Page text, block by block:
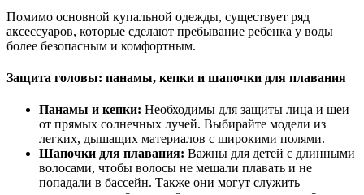
Помимо основной купальной одежды, существует ряд
аксессуаров, которые сделают пребывание ребенка у воды
более безопасным и комфортным.
Защита головы: панамы, кепки и шапочки для плавания
Панамы и кепки: Необходимы для защиты лица и шеи
от прямых солнечных лучей. Выбирайте модели из
легких, дышащих материалов с широкими полями.
Шапочки для плавания: Важны для детей с длинными
волосами, чтобы волосы не мешали плавать и не
попадали в бассейн. Также они могут служить